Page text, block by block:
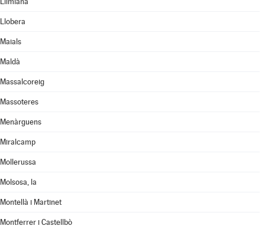
Llobera
Maials
Maldà
Massalcoreig
Massoteres
Menàrguens
Miralcamp
Mollerussa
Molsosa, la
Montellà i Martinet
Montferrer i Castellbò